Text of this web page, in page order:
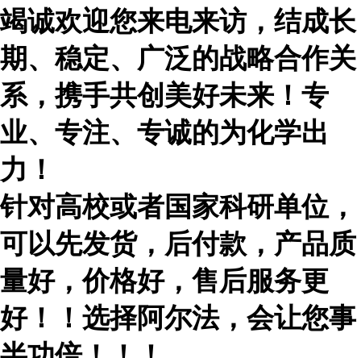
竭诚欢迎您来电来访，结成长
期、稳定、广泛的战略合作关
系，携手共创美好未来！专
业、专注、专诚的为化学出
力！
针对高校或者国家科研单位，
可以先发货，后付款，产品质
量好，价格好，售后服务更
好！！选择阿尔法，会让您事